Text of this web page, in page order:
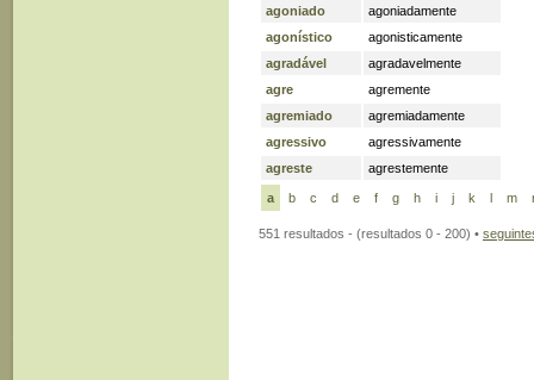
agoniado
agoniadamente
agonístico
agonisticamente
agradável
agradavelmente
agre
agremente
agremiado
agremiadamente
agressivo
agressivamente
agreste
agrestemente
a b c d e f g h i j k l m
551 resultados - (resultados 0 - 200) •